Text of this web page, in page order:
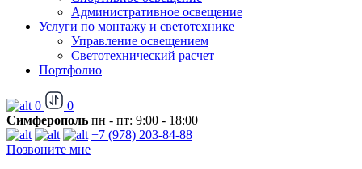
Административное освещение
Услуги по монтажу и светотехнике
Управление освещением
Светотехнический расчет
Портфолио
0
0
Симферополь пн - пт: 9:00 - 18:00
+7 (978) 203-84-88
Позвоните мне